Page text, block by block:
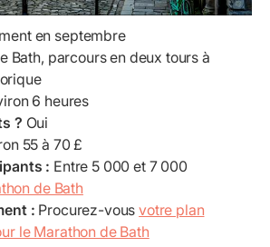
en septembre
Bath, parcours en deux tours à
6 heures
? Oui
55 à 70 £
: Entre 5 000 et 7 000
de Bath
: Procurez-vousvotre plan
le Marathon de Bath